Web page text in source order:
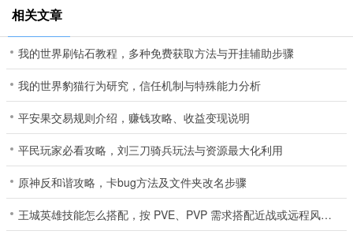
相关文章
我的世界刷钻石教程，多种免费获取方法与开挂辅助步骤
我的世界豹猫行为研究，信任机制与特殊能力分析
平安果交易规则介绍，赚钱攻略、收益变现说明
平民玩家必看攻略，刘三刀骑兵玩法与资源最大化利用
原神反和谐攻略，卡bug方法及文件夹改名步骤
王城英雄技能怎么搭配，按 PVE、PVP 需求搭配近战或远程风格技能